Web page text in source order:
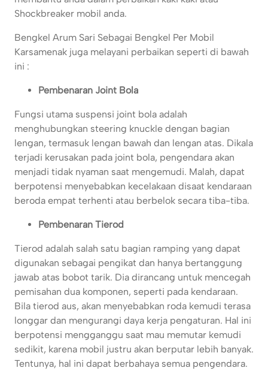
Shockbreaker mobil anda.
Bengkel Arum Sari Sebagai Bengkel Per Mobil
Karsamenak juga melayani perbaikan seperti di bawah
ini :
Pembenaran Joint Bola
Fungsi utama suspensi joint bola adalah
menghubungkan steering knuckle dengan bagian
lengan, termasuk lengan bawah dan lengan atas. Dikala
terjadi kerusakan pada joint bola, pengendara akan
menjadi tidak nyaman saat mengemudi. Malah, dapat
berpotensi menyebabkan kecelakaan disaat kendaraan
beroda empat terhenti atau berbelok secara tiba-tiba.
Pembenaran Tierod
Tierod adalah salah satu bagian ramping yang dapat
digunakan sebagai pengikat dan hanya bertanggung
jawab atas bobot tarik. Dia dirancang untuk mencegah
pemisahan dua komponen, seperti pada kendaraan.
Bila tierod aus, akan menyebabkan roda kemudi terasa
longgar dan mengurangi daya kerja pengaturan. Hal ini
berpotensi mengganggu saat mau memutar kemudi
sedikit, karena mobil justru akan berputar lebih banyak.
Tentunya, hal ini dapat berbahaya semua pengendara.